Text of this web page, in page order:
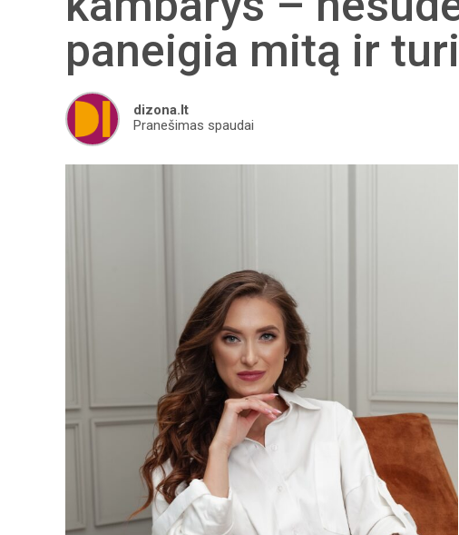
paneigia mitą ir
dizona.lt
Pranešimas spaudai